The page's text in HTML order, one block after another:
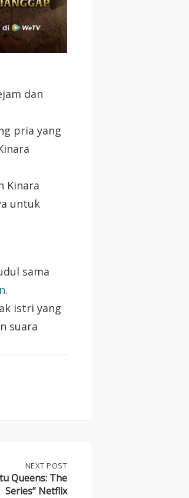
dan
pria yang
Kinara
untuk
sama
.
istri yang
suara
NEXT POST
Queens: The
Series” Netflix